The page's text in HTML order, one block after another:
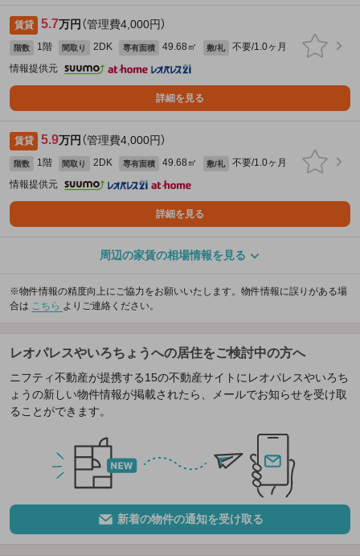
賃貸 5.7万円 （管理費4,000円）
階数 1階 間取り 2DK 専有面積 49.68㎡ 敷/礼
不要/1.0ヶ月
情報提供元
詳細を見る
賃貸 5.9万円 （管理費4,000円）
階数 1階 間取り 2DK 専有面積 49.68㎡ 敷/礼
不要/1.0ヶ月
情報提供元
詳細を見る
周辺の家賃の相場情報を見る
※物件情報の精度向上にご協力をお願いいたします。物件情報に誤りがある場
合は こちら よりご連絡ください。
レオパレスやいろちょうへの居住をご検討中の方へ
ニフティ不動産が提携する15の不動産サイトにレオパレスやいろち
ょうの新しい物件情報が掲載されたら、メールでお知らせを受け取
ることができます。
新着の物件の通知を受け取る